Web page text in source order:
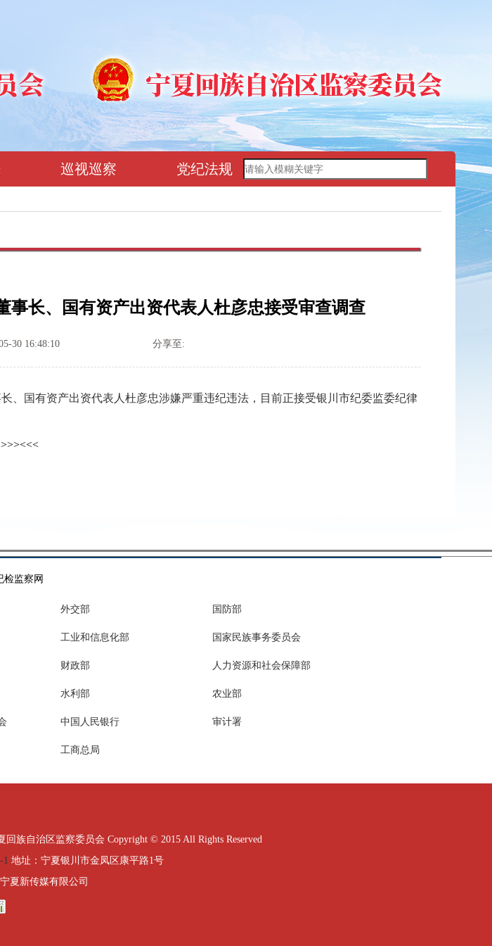
巡视巡察 党纪法规
长、国有资产出资代表人杜彦忠接受审查调查
30 16:48:10 分享至:
国有资产出资代表人杜彦忠涉嫌严重违纪违法，目前正接受银川市纪委监委纪律
>>><<<
检监察网
外交部 国防部
工业和信息化部 国家民族事务委员会
财政部 人力资源和社会保障部
水利部 农业部
中国人民银行 审计署
工商总局
族自治区监察委员会 Copyright © 2015 All Rights Reserved
1 地址：宁夏银川市金凤区康平路1号
夏新传媒有限公司